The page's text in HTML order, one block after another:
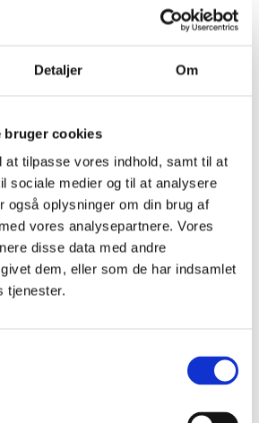
Detaljer Om
bruger cookies
at tilpasse vores indhold, samt til at
sociale medier og til at analysere
også oplysninger om din brug af
vores analysepartnere. Vores
disse data med andre
dem, eller som de har indsamlet
tjenester.
rolle som
i karkirurgien
med forskellige læringsmål. Det gør
Projektet skal undersøge, hvordan
støtte i rollen, så vejledningen bliver
og integreret i den travle hverdag.
hvordan forventningsafstemning og
og sygeplejersker kan styrkes.​
for kvaliteten i afdelingen, men opleves
attraktiv. Der ses derfor et stort potentiale
​videoer, feedback-strukturer eller